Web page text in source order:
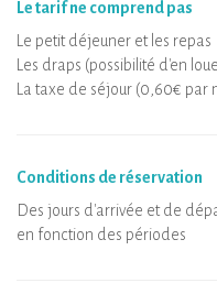
Le tarif ne comprend pas
Le petit déjeuner et les repas
Les draps (possibilité d'en
La taxe de séjour (0,60€ par
Conditions de réservation
Des jours d'arrivée et de
en fonction des périodes